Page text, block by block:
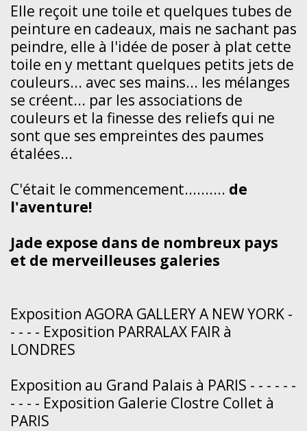
Elle reçoit une toile et quelques tubes de
peinture en cadeaux, mais ne sachant pas
peindre, elle à l'idée de poser à plat cette
toile en y mettant quelques petits jets de
couleurs... avec ses mains... les mélanges
se créent... par les associations de
couleurs et la finesse des reliefs qui ne
sont que ses empreintes des paumes
étalées...
C'était le commencement.......... de
l'aventure!
Jade expose dans de nombreux pays
et de merveilleuses galeries
Exposition AGORA GALLERY A NEW YORK -
- - - - Exposition PARRALAX FAIR à
LONDRES
Exposition au Grand Palais à PARIS - - - - - -
- - - - Exposition Galerie Clostre Collet à
PARIS